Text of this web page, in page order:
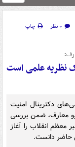
۰ نظر
چاپ
نظریه علمی است
دکترینال امنیت
معارف، ضمن بررسی
معظم انقلاب را آغاز
حاضر دانست.